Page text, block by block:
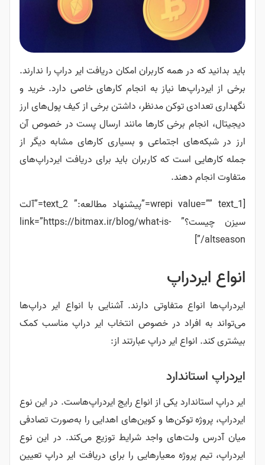
باید بدانید که در همه کاربران امکان دریافت ایر دراپ را ندارند.
برخی از ایردراپ‌ها نیاز به انجام کارهای خاصی دارد. خرید و
نگهداری تعدادی توکن مدنظر، داشتن برخی از کیف پول‌های ارز
دیجیتال، انجام برخی کارها مانند ارسال پست در خصوص آن
ارز در شبکه‌های اجتماعی و بسیاری کارهای مشابه دیگر از
جمله کارهایی است که کاربران باید برای دریافت ایردراپ‌های
متفاوت انجام دهند.
[wrepi value=”” text_1=”پیشنهاد مطالعه:” text_2=”آلت
سیزن چیست؟” link=”https://bitmax.ir/blog/what-is-
altseason/”]
انواع ایردراپ
ایردراپ‌ها انواع متفاوتی دارند. آشنایی با انواع ایر دراپ‌ها
می‌تواند به افراد در خصوص انتخاب ایر دراپ مناسب کمک
بیشتری کند. انواع ایر دراپ عبارتند از:
ایردراپ استاندارد
ایر دراپ استاندارد یکی از انواع رایج ایردراپ‌هاست. در این نوع
ایردراپ، پروژه توکن‌ها و کوین‌های اهدایی را به‌صورت تصادفی
میان آدرس ولت‌های واجد شرایط توزیع می‌کند. در این نوع
ایردراپ، تیم پروژه معیارهایی را برای دریافت ایر دراپ تعیین